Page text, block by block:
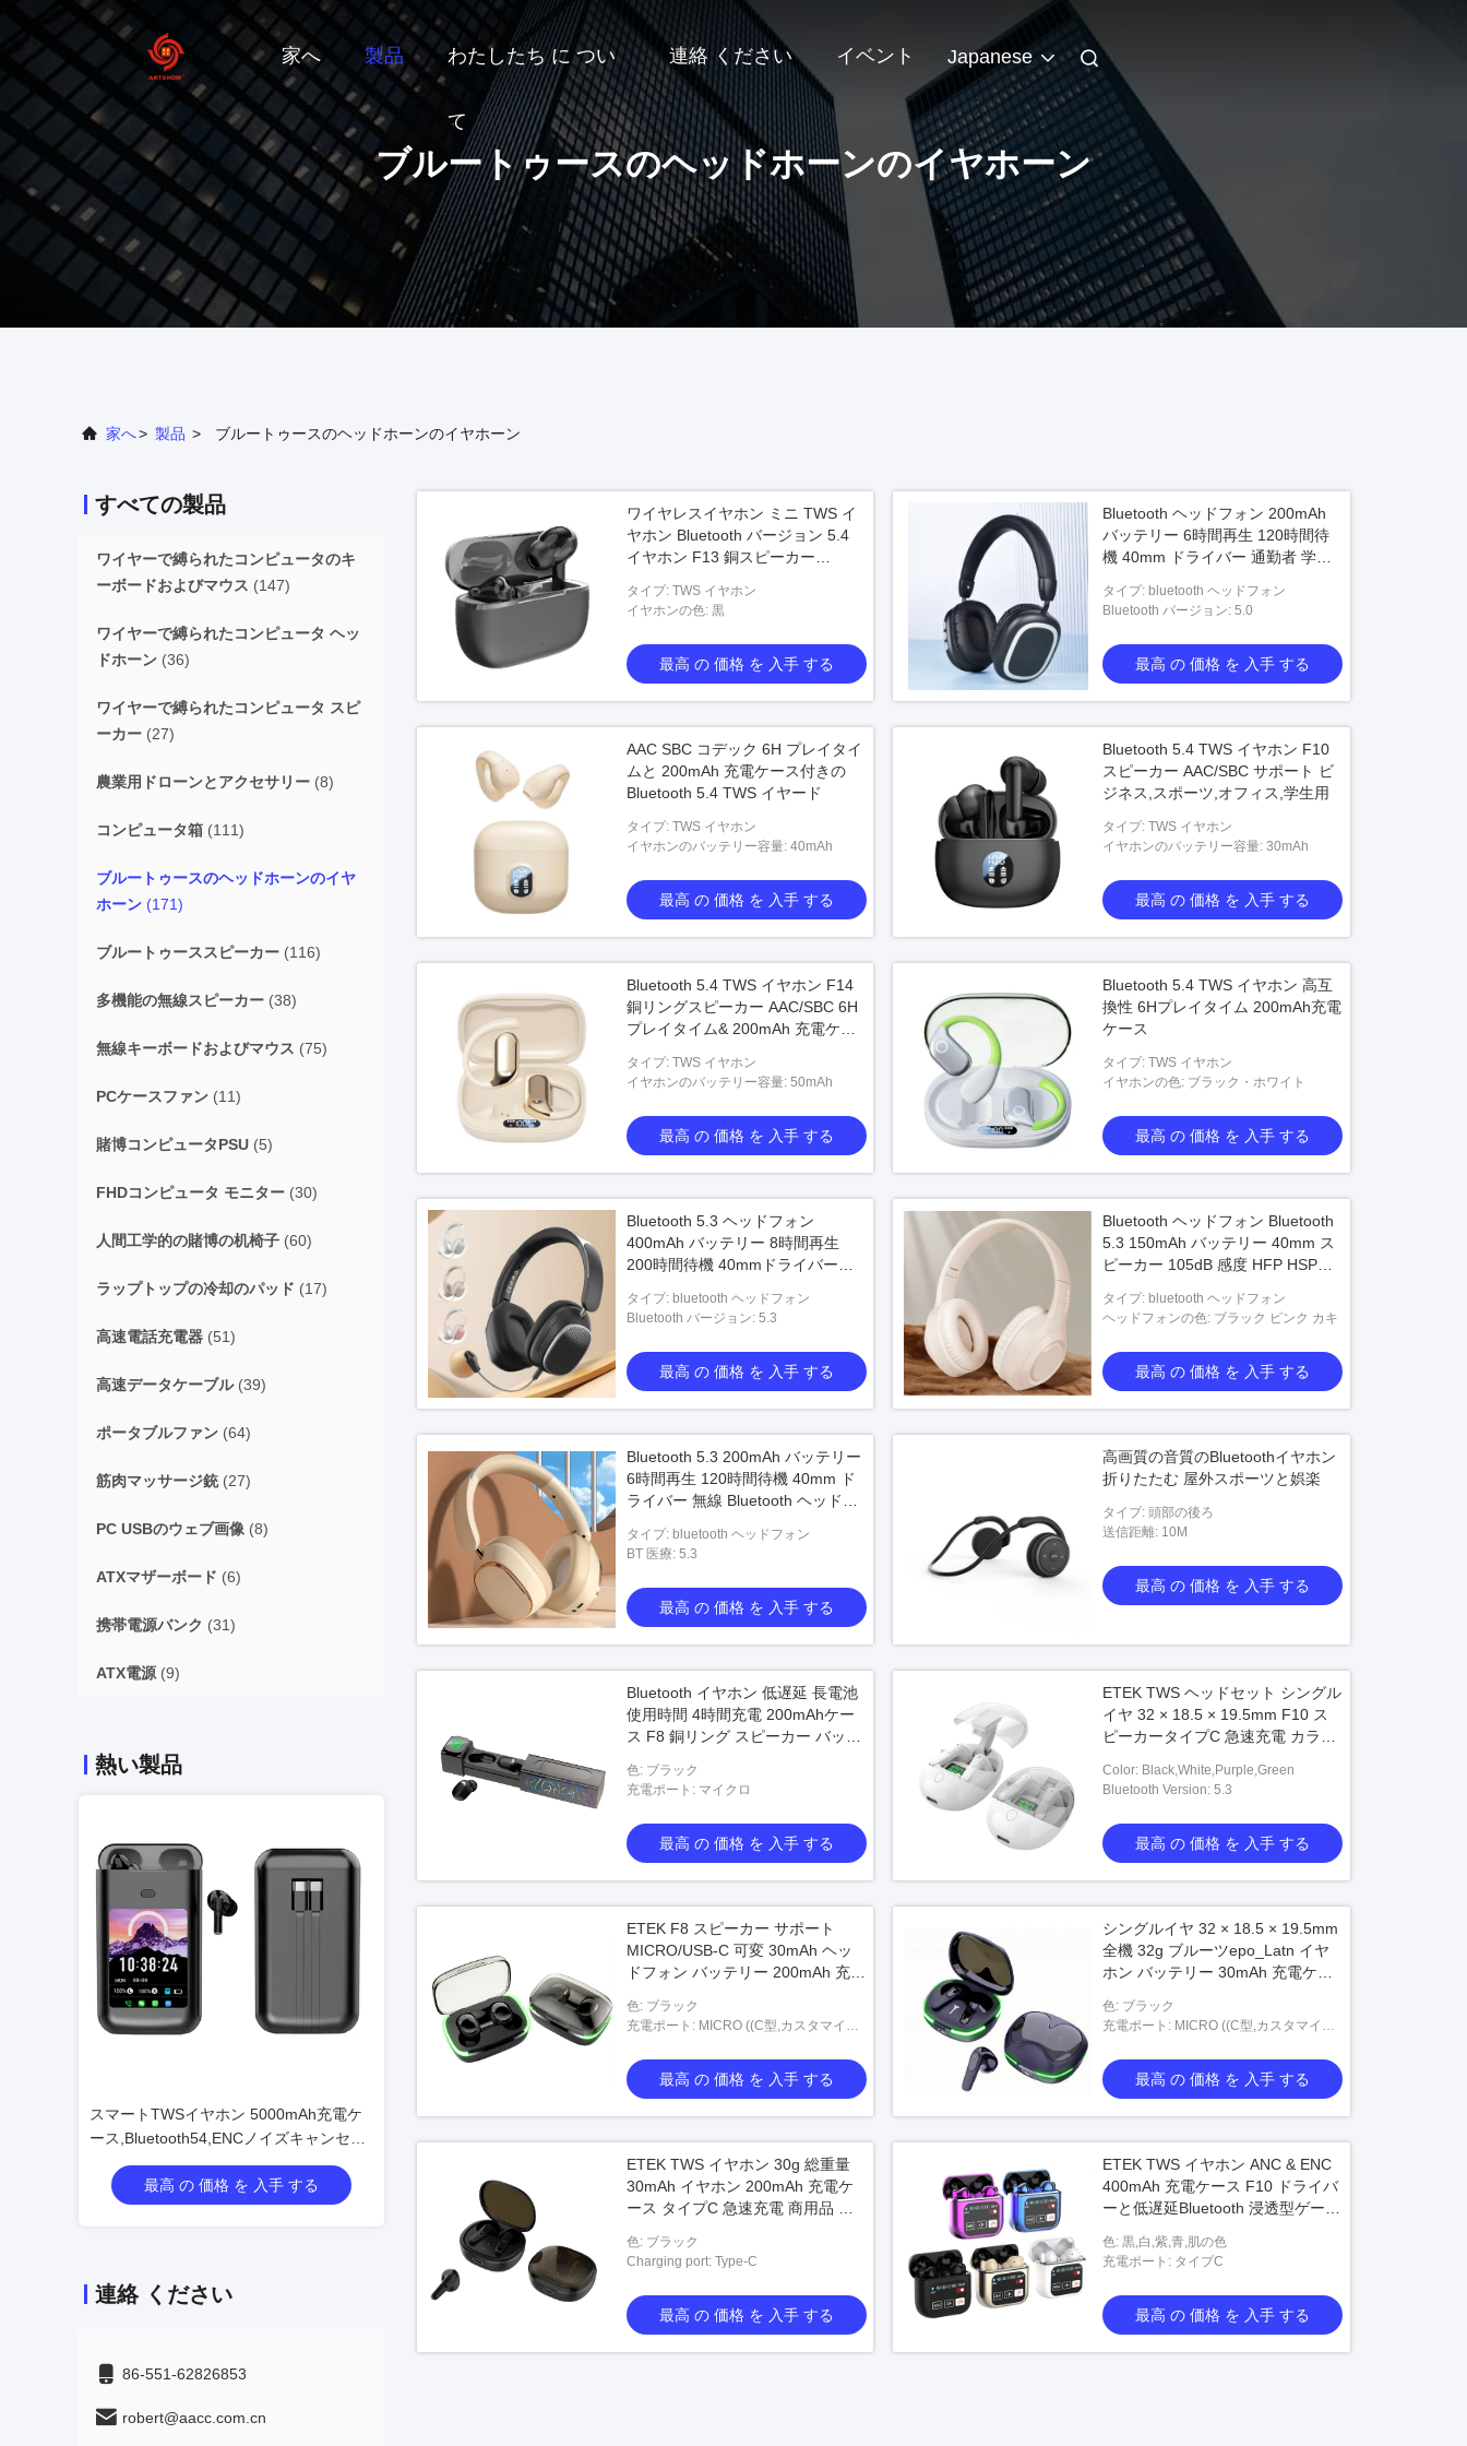
家へ 製品 わたしたち に つい
て
連絡 ください イベント Japanese
ブルートゥースのヘッドホーンのイヤホーン
家へ> 製品 > ブルートゥースのヘッドホーンのイヤホーン
すべての製品
ワイヤーで縛られたコンピュータのキ
ーボードおよびマウス (147)
ワイヤーで縛られたコンピュータ ヘッ
ドホーン (36)
ワイヤーで縛られたコンピュータ スピ
ーカー (27)
農業用ドローンとアクセサリー (8)
コンピュータ箱 (111)
ブルートゥースのヘッドホーンのイヤ
ホーン (171)
ブルートゥーススピーカー (116)
多機能の無線スピーカー (38)
無線キーボードおよびマウス (75)
PCケースファン (11)
賭博コンピュータPSU (5)
FHDコンピュータ モニター (30)
人間工学的の賭博の机椅子 (60)
ラップトップの冷却のパッド (17)
高速電話充電器 (51)
高速データケーブル(39)
ポータブルファン (64)
筋肉マッサージ銃(27)
PC USBのウェブ画像 (8)
ATXマザーボード (6)
携帯電源バンク (31)
ATX電源 (9)
熱い製品
スマートTWSイヤホン 5000mAh充電ケ
ース,Bluetooth54,ENCノイズキャンセリ
ング,マルチアプリメッセージアラート
(WeChat/WhatsApp/FB)
最高 の 価格 を 入手 する
スマートTWSイヤホン 5000mAh充電ケ
ース,Bluetooth54,ENCノイズキャンセリ
ング,マルチアプリメッセージアラート
(WeChat/WhatsApp/FB)
最高 の 価格 を 入手 する
連絡 ください
86-551-62826853
robert@aacc.com.cn
ワイヤレスイヤホン ミニ TWS イ
ヤホン Bluetooth バージョン 5.4
イヤホン F13 銅スピーカー
ブラック
タイプ: TWS イヤホン
イヤホンの色: 黒
最高 の 価格 を 入手 する
Bluetooth ヘッドフォン 200mAh
バッテリー 6時間再生 120時間待
機 40mm ドライバー 通勤者 学生
タイプ: bluetooth ヘッドフォン
Bluetooth バージョン: 5.0
最高 の 価格 を 入手 する
AAC SBC コデック 6H プレイタイ
ムと 200mAh 充電ケース付きの
Bluetooth 5.4 TWS イヤード
タイプ: TWS イヤホン
イヤホンのバッテリー容量: 40mAh
最高 の 価格 を 入手 する
Bluetooth 5.4 TWS イヤホン F10
スピーカー AAC/SBC サポート ビ
ジネス,スポーツ,オフィス,学生用
タイプ: TWS イヤホン
イヤホンのバッテリー容量: 30mAh
最高 の 価格 を 入手 する
Bluetooth 5.4 TWS イヤホン F14
銅リングスピーカー AAC/SBC 6H
プレイタイム& 200mAh 充電ケー
タイプ: TWS イヤホン
イヤホンのバッテリー容量: 50mAh
最高 の 価格 を 入手 する
Bluetooth 5.4 TWS イヤホン 高互
換性 6Hプレイタイム 200mAh充電
ケース
タイプ: TWS イヤホン
イヤホンの色: ブラック・ホワイト
最高 の 価格 を 入手 する
Bluetooth 5.3 ヘッドフォン
400mAh バッテリー 8時間再生
200時間待機 40mmドライバー
タイプ: bluetooth ヘッドフォン
Bluetooth バージョン: 5.3
最高 の 価格 を 入手 する
Bluetooth ヘッドフォン Bluetooth
5.3 150mAh バッテリー 40mm ス
ピーカー 105dB 感度 HFP HSP
タイプ: bluetooth ヘッドフォン
ヘッドフォンの色: ブラック ピンク カキ
最高 の 価格 を 入手 する
Bluetooth 5.3 200mAh バッテリー
6時間再生 120時間待機 40mm ド
ライバー 無線 Bluetooth ヘッドフ
タイプ: bluetooth ヘッドフォン
BT 医療: 5.3
最高 の 価格 を 入手 する
高画質の音質のBluetoothイヤホン
折りたたむ 屋外スポーツと娯楽
タイプ: 頭部の後ろ
送信距離: 10M
最高 の 価格 を 入手 する
Bluetooth イヤホン 低遅延 長電池
使用時間 4時間充電 200mAhケー
ス F8 銅リング スピーカー バッテ
色: ブラック
充電ポート: マイクロ
最高 の 価格 を 入手 する
ETEK TWS ヘッドセット シングル
イヤ 32 × 18.5 × 19.5mm F10 ス
ピーカータイプC 急速充電 カラー
Color: Black,White,Purple,Green
Bluetooth Version: 5.3
最高 の 価格 を 入手 する
ETEK F8 スピーカー サポート
MICRO/USB-C 可変 30mAh ヘッ
ドフォン バッテリー 200mAh 充電
色: ブラック
充電ポート: MICRO ((C型,カスタマイズ
最高 の 価格 を 入手 する
シングルイヤ 32 × 18.5 × 19.5mm
全機 32g ブルーツepo_Latn イヤ
ホン バッテリー 30mAh 充電ケー
色: ブラック
充電ポート: MICRO ((C型,カスタマイズ
最高 の 価格 を 入手 する
ETEK TWS イヤホン 30g 総重量
30mAh イヤホン 200mAh 充電ケ
ース タイプC 急速充電 商用品 梱
色: ブラック
Charging port: Type-C
最高 の 価格 を 入手 する
ETEK TWS イヤホン ANC & ENC
400mAh 充電ケース F10 ドライバ
ーと低遅延Bluetooth 浸透型ゲーム
色: 黒,白,紫,青,肌の色
充電ポート: タイプC
最高 の 価格 を 入手 する